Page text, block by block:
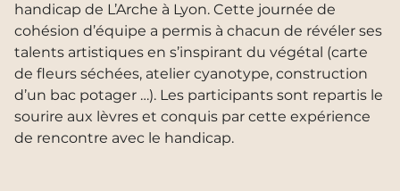
handicap de L’Arche à Lyon. Cette journée de
cohésion d’équipe a permis à chacun de révéler ses
talents artistiques en s’inspirant du végétal (carte
de fleurs séchées, atelier cyanotype, construction
d’un bac potager …). Les participants sont repartis le
sourire aux lèvres et conquis par cette expérience
de rencontre avec le handicap.